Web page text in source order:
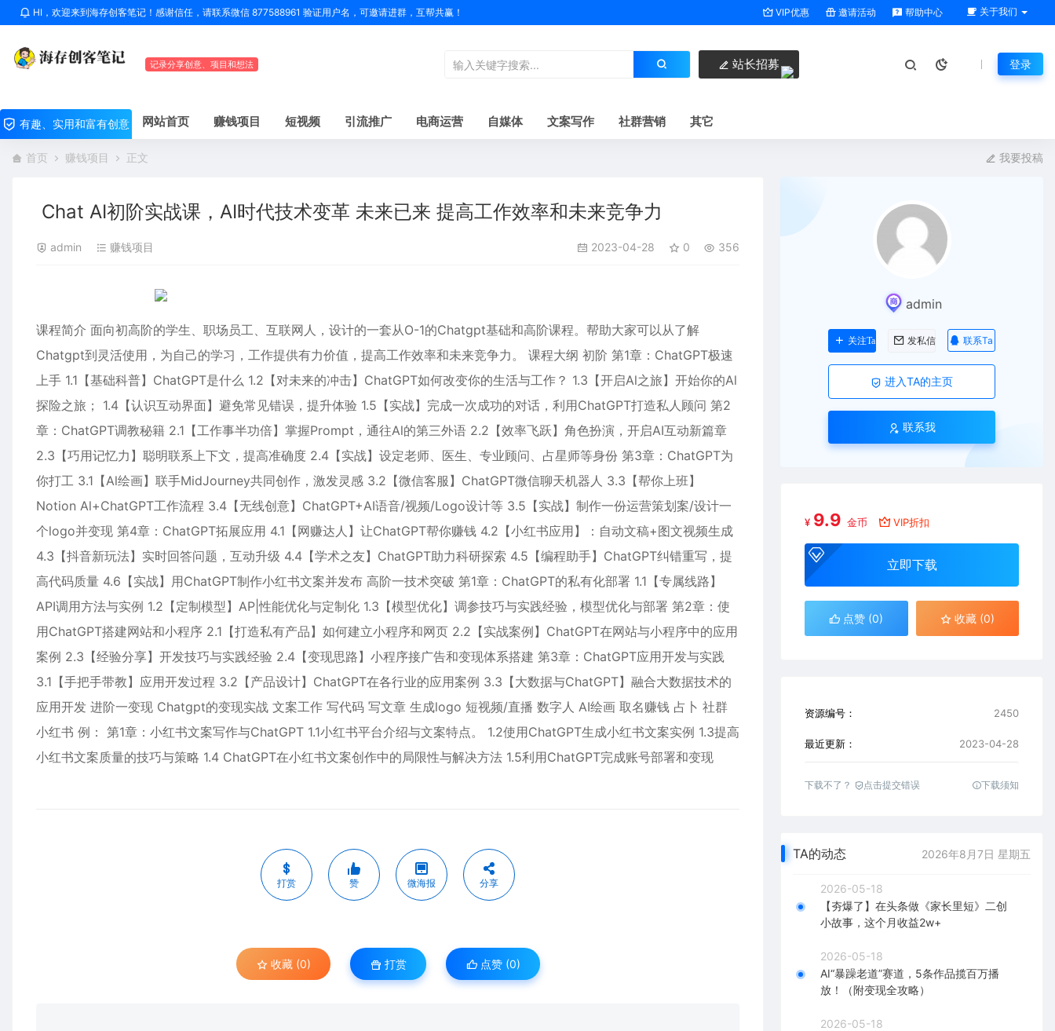
HI，欢迎来到海存创客笔记！感谢信任，请联系微信 877588961 验证用户名，可邀请进群，互帮共赢！ VIP优惠 邀请活动 帮助中心 关于我们
记录分享创意、项目和想法 站长招募 登录
有趣、实用和富有创意 网站首页 赚钱项目 短视频 引流推广 电商运营 自媒体 文案写作 社群营销 其它
首页 赚钱项目 正文 我要投稿
Chat AI初阶实战课，AI时代技术变革 未来已来 提高工作效率和未来竞争力
admin 赚钱项目 2023-04-28 0 356
课程简介 面向初高阶的学生、职场员工、互联网人，设计的一套从O-1的Chatgpt基础和高阶课程。帮助大家可以从了解
Chatgpt到灵活使用，为自己的学习，工作提供有力价值，提高工作效率和未来竞争力。 课程大纲 初阶 第1章：ChatGPT极速
上手 1.1【基础科普】ChatGPT是什么 1.2【对未来的冲击】ChatGPT如何改变你的生活与工作？ 1.3【开启Al之旅】开始你的Al
探险之旅； 1.4【认识互动界面】避免常见错误，提升体验 1.5【实战】完成一次成功的对话，利用ChatGPT打造私人顾问 第2
章：ChatGPT调教秘籍 2.1【工作事半功倍】掌握Prompt，通往Al的第三外语 2.2【效率飞跃】角色扮演，开启AI互动新篇章
2.3【巧用记忆力】聪明联系上下文，提高准确度 2.4【实战】设定老师、医生、专业顾问、占星师等身份 第3章：ChatGPT为
你打工 3.1【Al绘画】联手MidJourney共同创作，激发灵感 3.2【微信客服】ChatGPT微信聊天机器人 3.3【帮你上班】
Notion Al+ChatGPT工作流程 3.4【无线创意】ChatGPT+AI语音/视频/Logo设计等 3.5【实战】制作一份运营策划案/设计一
个logo并变现 第4章：ChatGPT拓展应用 4.1【网赚达人】让ChatGPT帮你赚钱 4.2【小红书应用】：自动文稿+图文视频生成
4.3【抖音新玩法】实时回答问题，互动升级 4.4【学术之友】ChatGPT助力科研探索 4.5【编程助手】ChatGPT纠错重写，提
高代码质量 4.6【实战】用ChatGPT制作小红书文案并发布 高阶一技术突破 第1章：ChatGPT的私有化部署 1.1【专属线路】
API调用方法与实例 1.2【定制模型】AP|性能优化与定制化 1.3【模型优化】调参技巧与实践经验，模型优化与部署 第2章：使
用ChatGPT搭建网站和小程序 2.1【打造私有产品】如何建立小程序和网页 2.2【实战案例】ChatGPT在网站与小程序中的应用
案例 2.3【经验分享】开发技巧与实践经验 2.4【变现思路】小程序接广告和变现体系搭建 第3章：ChatGPT应用开发与实践
3.1【手把手带教】应用开发过程 3.2【产品设计】ChatGPT在各行业的应用案例 3.3【大数据与ChatGPT】融合大数据技术的
应用开发 进阶一变现 Chatgpt的变现实战 文案工作 写代码 写文章 生成logo 短视频/直播 数字人 AI绘画 取名赚钱 占卜 社群
小红书 例： 第1章：小红书文案写作与ChatGPT 1.1小红书平台介绍与文案特点。 1.2使用ChatGPT生成小红书文案实例 1.3提高
小红书文案质量的技巧与策略 1.4 ChatGPT在小红书文案创作中的局限性与解决方法 1.5利用ChatGPT完成账号部署和变现
打赏 赞 微海报 分享
收藏 (0) 打赏 点赞 (0)
admin
关注Ta 发私信 联系Ta
进入TA的主页
联系我
¥ 9.9 金币 VIP折扣
立即下载
点赞 (0) 收藏 (0)
资源编号： 2450
最近更新： 2023-04-28
下载不了？ 点击提交错误 下载须知
TA的动态 2026年8月7日 星期五
2026-05-18
【夯爆了】在头条做《家长里短》二创
小故事，这个月收益2w+
2026-05-18
AI“暴躁老道”赛道，5条作品揽百万播
放！（附变现全攻略）
2026-05-18